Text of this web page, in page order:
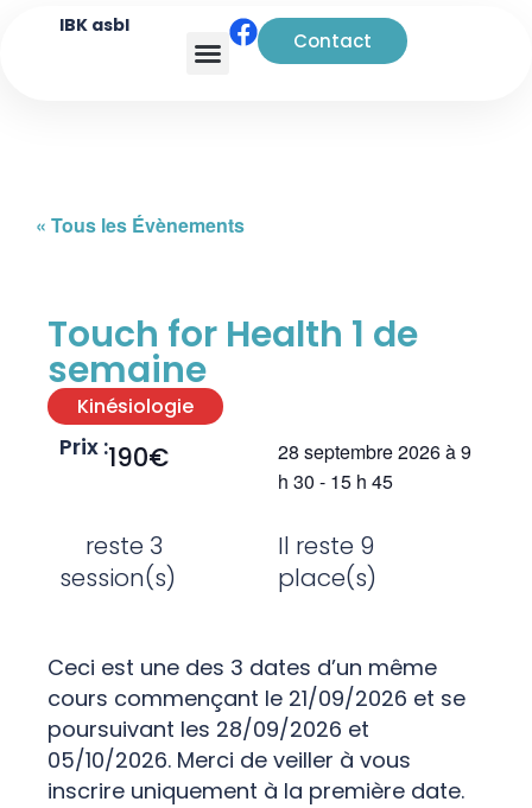
IBK asbl
Contact
« Tous les Évènements
Touch for Health 1 de
semaine
Kinésiologie
Prix :190€ 28 septembre 2026à9
h 30 - 15 h 45
reste 3
session(s)
Il reste 9
place(s)
Ceci est une des 3 dates d’un même
cours commençant le 21/09/2026 et se
poursuivant les 28/09/2026 et
05/10/2026. Merci de veiller à vous
inscrire uniquement à la première date.